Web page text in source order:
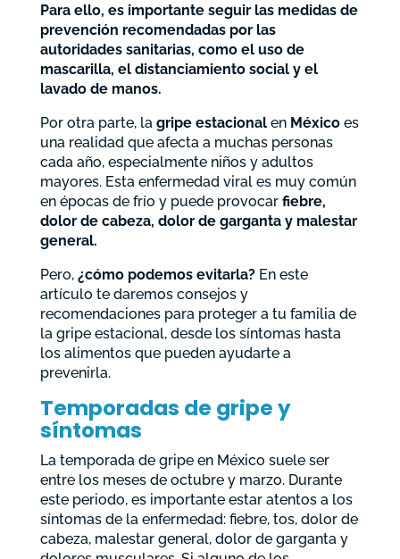
Para ello, es importante seguir las medidas de
prevención recomendadas por las
autoridades sanitarias, como el uso de
mascarilla, el distanciamiento social y el
lavado de manos.
Por otra parte, la gripe estacionalen Méxicoes
una realidad que afecta a muchas personas
cada año, especialmente niños y adultos
mayores. Esta enfermedad viral es muy común
en épocas de frío y puede provocar fiebre,
dolor de cabeza, dolor de garganta y malestar
general.
Pero,¿cómo podemos evitarla?En este
artículo te daremos consejos y
recomendaciones para proteger a tu familia de
la gripe estacional, desde los síntomas hasta
los alimentos que pueden ayudarte a
prevenirla.
Temporadas de gripe y
síntomas
La temporada de gripe en México suele ser
entre los meses de octubre y marzo. Durante
este periodo, es importante estar atentos a los
síntomas de la enfermedad: fiebre, tos, dolor de
cabeza, malestar general, dolor de garganta y